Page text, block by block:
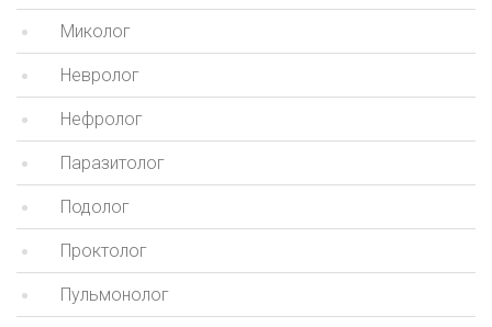
Миколог
Невролог
Нефролог
Паразитолог
Подолог
Проктолог
Пульмонолог